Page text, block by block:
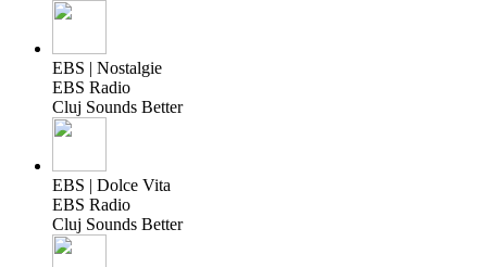
EBS | Nostalgie
EBS Radio
Cluj Sounds Better
EBS | Dolce Vita
EBS Radio
Cluj Sounds Better